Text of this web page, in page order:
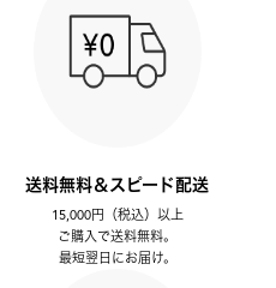
送料無料＆スピード配送
15,000円（税込）以上
ご購入で送料無料。
最短翌日にお届け。